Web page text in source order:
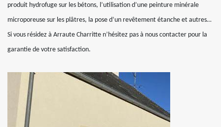
produit hydrofuge sur les bétons, l’utilisation d’une peinture minérale
microporeuse sur les plâtres, la pose d’un revêtement étanche et autres…
Si vous résidez à Arraute Charritte n’hésitez pas à nous contacter pour la
garantie de votre satisfaction.